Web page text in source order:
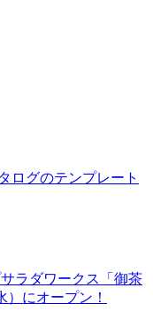
ログのテンプレート
ラダワークス「御茶
）にオープン！